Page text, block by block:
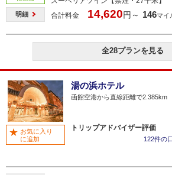
明細
合計料金
14,620円～ 146マイ
全28プランを見る
湯の浜ホテル
函館空港から直線距離で2.385km
トリップアドバイザー評価
122件の
お気に入り
に追加